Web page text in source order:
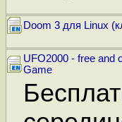
Doom 3 для Linux
UFO2000 - free and
Game